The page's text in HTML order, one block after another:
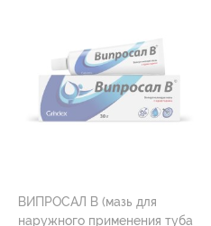
ВИПРОСАЛ В (мазь для
наружного применения туба